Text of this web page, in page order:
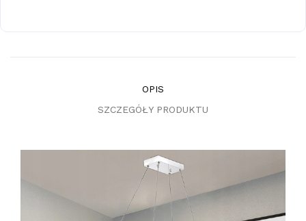
OPIS
SZCZEGÓŁY PRODUKTU